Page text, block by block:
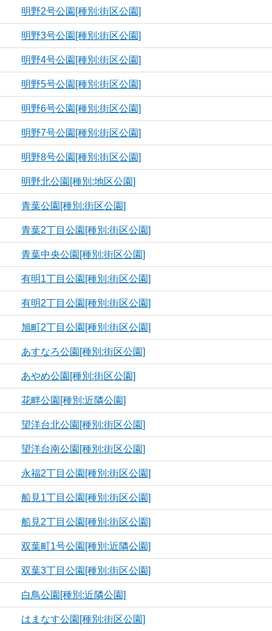
明野2号公園[種別:街区公園]
明野3号公園[種別:街区公園]
明野4号公園[種別:街区公園]
明野5号公園[種別:街区公園]
明野6号公園[種別:街区公園]
明野7号公園[種別:街区公園]
明野8号公園[種別:街区公園]
明野北公園[種別:地区公園]
青葉公園[種別:街区公園]
青葉2丁目公園[種別:街区公園]
青葉中央公園[種別:街区公園]
有明1丁目公園[種別:街区公園]
有明2丁目公園[種別:街区公園]
旭町2丁目公園[種別:街区公園]
あすなろ公園[種別:街区公園]
あやめ公園[種別:街区公園]
花畔公園[種別:近隣公園]
望洋台北公園[種別:街区公園]
望洋台南公園[種別:街区公園]
永福2丁目公園[種別:街区公園]
船見1丁目公園[種別:街区公園]
船見2丁目公園[種別:街区公園]
双葉町1号公園[種別:近隣公園]
双葉3丁目公園[種別:街区公園]
白鳥公園[種別:近隣公園]
はまなす公園[種別:街区公園]